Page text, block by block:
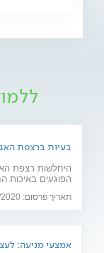
בעיות ברצפת
היחלשות רצפת
הפוגעים באיכות
אלקטרומגנטי ולייזר
תאריך פרסום: 19/02/2020
אמצעי מניעה: